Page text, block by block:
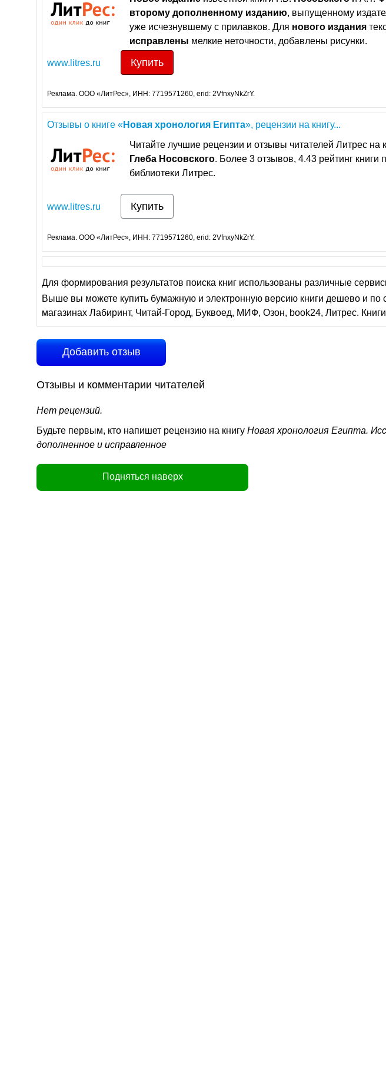
второму дополненному изданию, выпущенному
уже исчезнувшему с прилавков. Для нового издания
исправлены мелкие неточности, добавлены рисунки.
www.litres.ru Купить
Реклама. ООО «ЛитРес», ИНН: 7719571260, erid: 2VfnxyNkZrY.
Отзывы о книге «Новая хронология Египта», рецензии на книгу...
Читайте лучшие рецензии и отзывы читателей Литрес на
Глеба Носовского. Более 3 отзывов, 4.43 рейтинг книги
библиотеки Литрес.
www.litres.ru Купить
Реклама. ООО «ЛитРес», ИНН: 7719571260, erid: 2VfnxyNkZrY.
Для формирования результатов поиска книг использованы различные
Выше вы можете купить бумажную и электронную версию книги дешево и по
магазинах Лабиринт, Читай-Город, Буквоед, МИФ, Озон, book24, Литрес.
Добавить отзыв
Отзывы и комментарии читателей
Нет рецензий.
Будьте первым, кто напишет рецензию на книгу Новая хронология Египта.
дополненное и исправленное
Подняться наверх